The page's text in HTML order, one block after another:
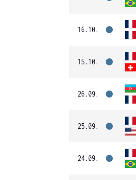
16.10.
15.10.
26.09.
25.09.
24.09.